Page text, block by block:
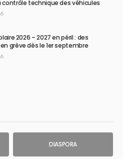
contrôle technique des véhicules
2026 – 2027 en péril : des
grève dès le 1er septembre
DIASPORA